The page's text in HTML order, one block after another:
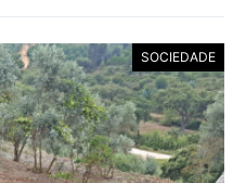
SOCIEDADE